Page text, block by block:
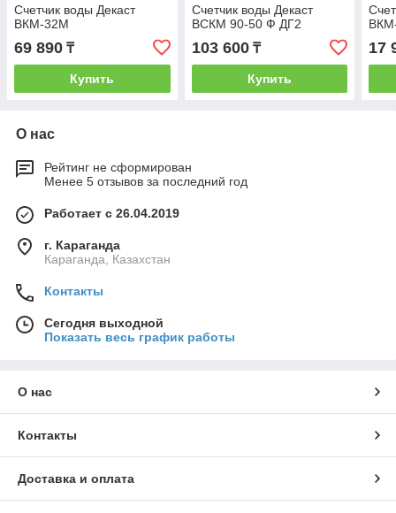
Счетчик воды Декаст
ВКМ-32М
69 890 ₸
Купить
Счетчик воды Декаст
ВСКМ 90-50 Ф ДГ2
103 600₸
Купить
17
О нас
Рейтинг не сформирован
Менее 5 отзывов за последний год
Работает с 26.04.2019
г. Караганда
Караганда, Казахстан
Контакты
Сегодня выходной
Показать весь график работы
О нас
Контакты
Доставка и оплата